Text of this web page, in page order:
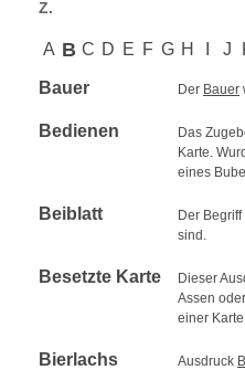
Z.
A B C D E F G H J
Bauer Der Bauer
Bedienen
Das
Karte.
eines
Beiblatt
Der Begriff
sind.
Besetzte Karte
Dieser
Assen
einer
Bierlachs Ausdruck